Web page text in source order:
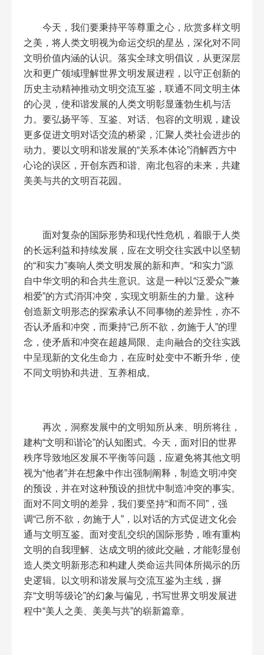
今天，我们要秉持平等尊重之心，欣赏多样文明
之美，将人类文明视为命运交织的星丛，深化对不同
文明价值内涵的认识。落实全球文明倡议，从更深层
次和更广领域理解世界文明发展进程，以守正创新的
历史主动精神推动文明交流互鉴，联通不同文明主体
的心灵，使和谐发展的人类文明彰显蓬勃生机与活
力。要弘扬平等、互鉴、对话、包容的文明观，建设
更多促进文明对话交流的桥梁，汇聚人类社会进步的
动力。要以文明和谐发展的“关系本体论”消解西方中
心论的误区，开创东西和谐、南北包容的未来，共建
美美与共的文明百花园。
面对复杂的国际形势和现代性危机，着眼于人类
的长远利益和持续发展，应在文明交往实践中以坚韧
的“和实力”奏响人类文明发展的新和声。“和实力”源
自中华文明的和合共生意识。这是一种以“泛爱众”“兼
相爱”的方式消弭冲突，实现文明新生的力量。这种
创造新文明形态的探索承认不同事物的差异性，亦不
否认矛盾和冲突，而秉持“己所不欲，勿施于人”的理
念，使矛盾和冲突在超越局限、走向融合的交往实践
中呈现新的文化生命力，在应时处变中不断升华，使
不同文明协和共进、互养相成。
再次，洞察发展中的文明知所从来、明所将往，
建构“文明和谐论”的认知图式。今天，面对旧的世界
秩序导致地区发展不平衡等问题，应避免将其他文明
视为“他者”并在想象中作出强制阐释，制造文明冲突
的预设，并在对这种预设的担忧中制造冲突的事实。
面对不同文明的差异，我们要坚持“和而不同”，强
调“己所不欲，勿施于人”，以对话的方式促进文化会
通与文明互鉴。面对变乱交织的国际形势，唯有重构
文明的自我理解、达成文明的彼此交融，才能彰显创
造人类文明新形态和构建人类命运共同体所揭示的历
史逻辑。以文明和谐发展与交流互鉴为主线，摒
弃“文明等级论”的幻象与偏见，书写世界文明发展进
程中“美人之美、美美与共”的崭新篇章。